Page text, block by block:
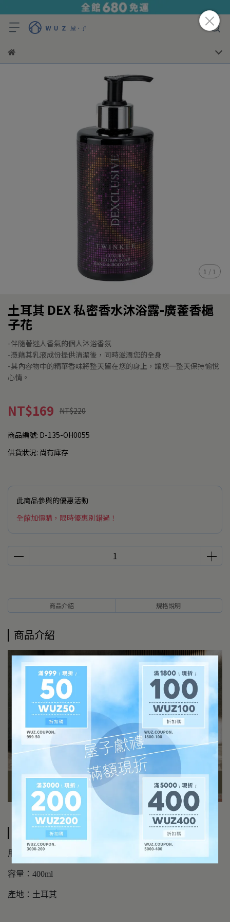
1 / 1
土耳其 DEX 私密香水沐浴露-廣藿香槴
子花
-伴隨著迷人香氣的個人沐浴香氛
-憑藉其乳液成份提供清潔後，同時滋潤您的全身
-其內容物中的精華香味將整天留在您的身上，讓您一整天保持愉悅
心情。
NT$169 NT$220
商品編號: D-135-OH0055
供貨狀況: 尚有庫存
此商品參與的優惠活動
全館加價購，限時優惠別錯過！
商品介紹 規格說明
商品介紹
規格說明
用途：洗淨肌膚
容量：400ml
產地：土耳其